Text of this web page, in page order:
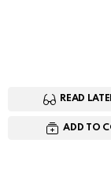
READ
ADD TO